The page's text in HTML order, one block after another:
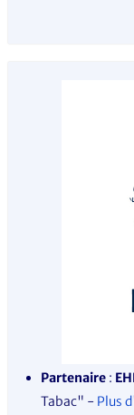
Partenaire:
Tabac" - Plus